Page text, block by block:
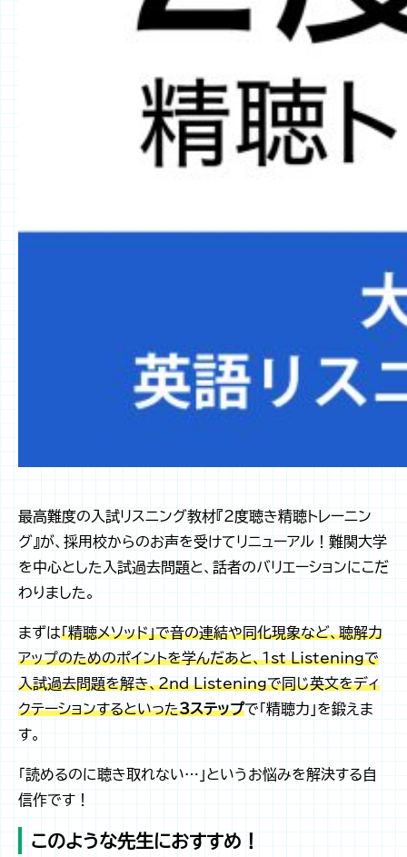
最高難度の入試リスニング教材『2度聴き精聴トレーニン
グ』が、採用校からのお声を受けてリニューアル！難関大学
を中心とした入試過去問題と、話者のバリエーションにこだ
わりました。
まずは「精聴メソッド」で音の連結や同化現象など、聴解力
アップのためのポイントを学んだあと、1st Listeningで
入試過去問題を解き、2nd Listeningで同じ英文をディ
クテーションするといった3ステップで「精聴力」を鍛えま
す。
「読めるのに聴き取れない…」というお悩みを解決する自
信作です！
このような先生におすすめ！